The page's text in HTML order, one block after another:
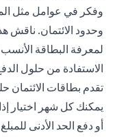
وفكر في عوامل مثل
وحدود الائتمان. ناقش
لمعرفة البطاقة الأنسب
الاستفادة من حلول
تقدم بطاقات الائتمان
يمكنك كل شهر اختيار
أو دفع الحد الأدنى